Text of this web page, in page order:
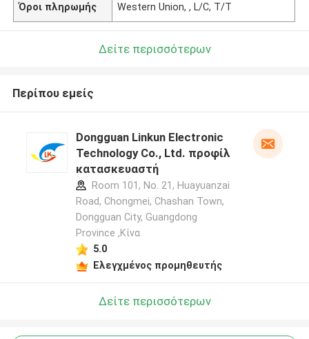
Όροι πληρωμής Western Union, , L/C, T/T
Δείτε περισσότερων
Περίπου εμείς
Dongguan Linkun Electronic
Technology Co., Ltd. προφίλ
κατασκευαστή
Room 101, No. 21, Huayuanzai
Road, Chongmei, Chashan Town,
Dongguan City, Guangdong
Province ,Κίνα
5.0
Ελεγχμένος προμηθευτής
Δείτε περισσότερων